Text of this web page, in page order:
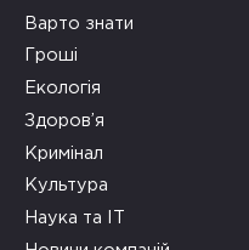
Варто знати
Гроші
Екологія
Здоров’я
Кримінал
Культура
Наука та ІТ